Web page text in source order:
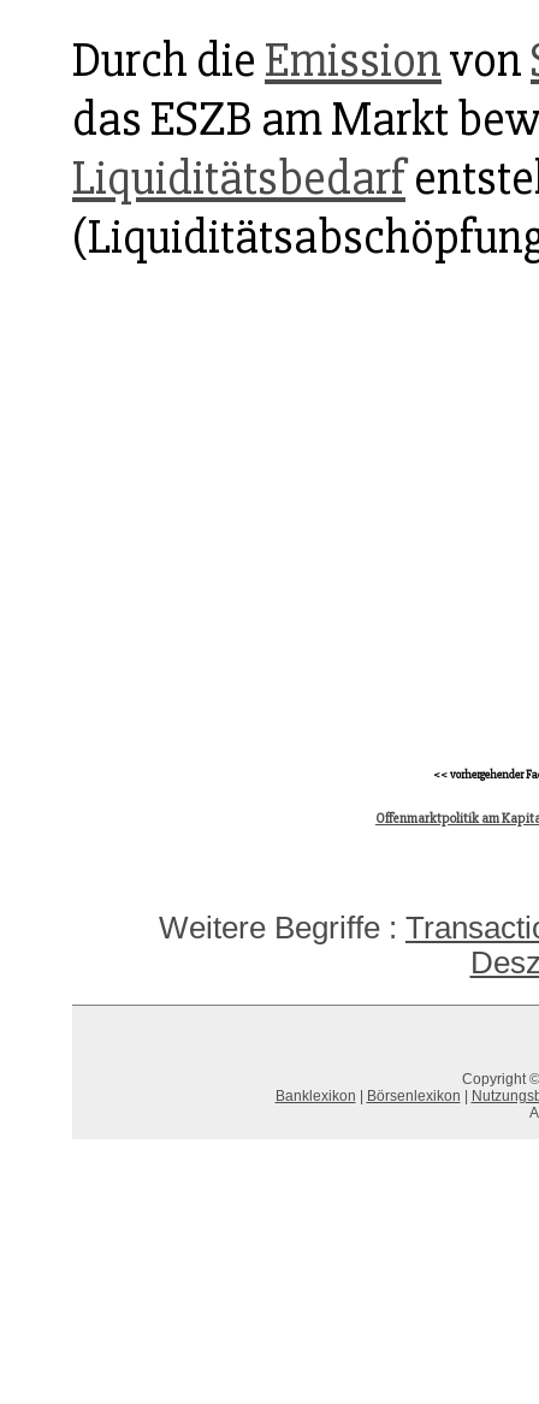
Durch die Emissionvon
das ESZB am Markt
Liquiditätsbedarf
<< vorhergehender
Offenmarktpolitik am
Weitere Begriffe :
Copyright
Banklexikon
Börsenlexikon